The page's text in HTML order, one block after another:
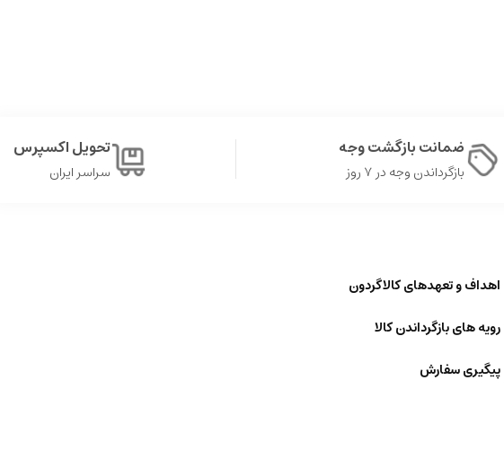
ضمانت بازگشت وجه
بازگرداندن وجه در ۷ روز
تحویل اکسپرس
سراسر ایران
اهداف و تعهد‌های کالاگردون
رویه های بازگرداندن کالا
پیگیری سفارش